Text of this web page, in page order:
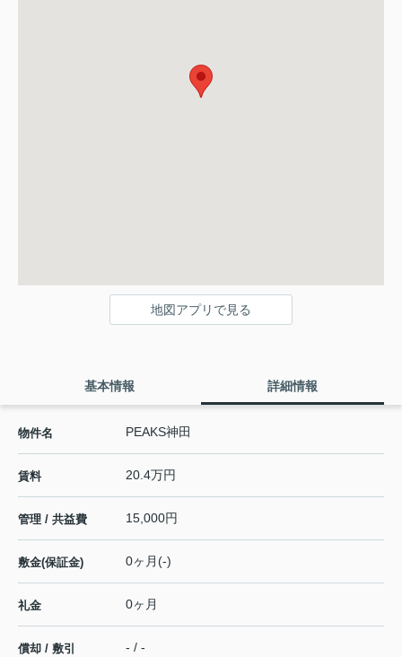
地図アプリで見る
基本情報 詳細情報
物件名 PEAKS神田
賃料 20.4万円
管理 / 共益費 15,000円
敷金(保証金) 0ヶ月(-)
礼金 0ヶ月
償却 / 敷引 - / -